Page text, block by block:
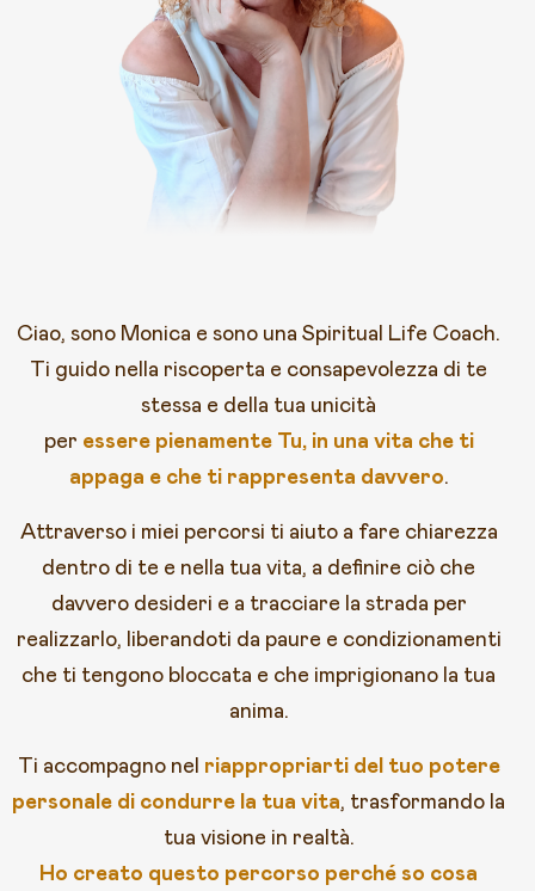
Ciao, sono Monica e sono una Spiritual Life Coach.
Ti guido nella riscoperta e consapevolezza di te
stessa e della tua unicità
per essere pienamente Tu, in una vita che ti
appaga e che ti rappresenta davvero.
Attraverso i miei percorsi ti aiuto a fare chiarezza
dentro di te e nella tua vita, a definire ciò che
davvero desideri e a tracciare la strada per
realizzarlo, liberandoti da paure e condizionamenti
che ti tengono bloccata e che imprigionano la tua
anima.
Ti accompagno nel riappropriarti del tuo potere
personale di condurre la tua vita, trasformando la
tua visione in realtà.
Ho creato questo percorso perché so cosa